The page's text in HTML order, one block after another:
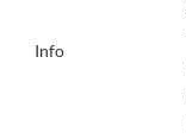
Info